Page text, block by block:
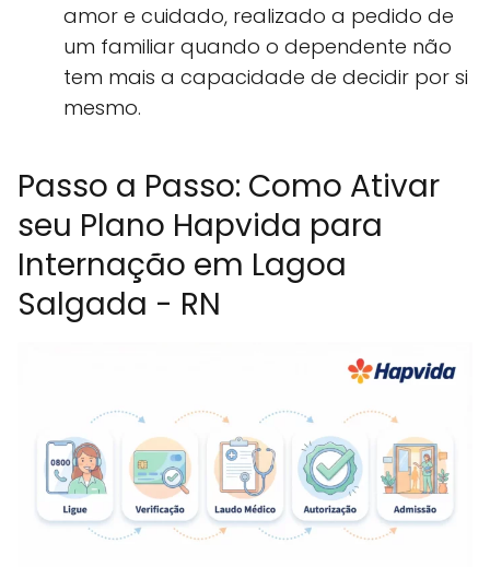
amor e cuidado, realizado a pedido de
um familiar quando o dependente não
tem mais a capacidade de decidir por si
mesmo.
Passo a Passo: Como Ativar
seu Plano Hapvida para
Internação em Lagoa
Salgada - RN